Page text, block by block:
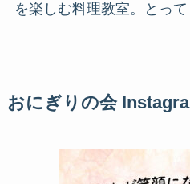
を楽しむ料理教室。とって
おにぎりの会